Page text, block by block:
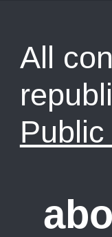
All